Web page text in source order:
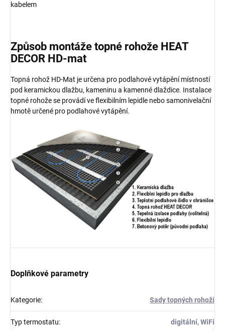
kabelem
Způsob montáže topné rohože HEAT
DECOR HD-mat
Topná rohož HD-Mat je určena pro podlahové vytápění místností
pod keramickou dlažbu, kameninu a kamenné dlaždice. Instalace
topné rohože se provádí ve flexibilním lepidle nebo samonivelační
hmotě určené pro podlahové vytápění.
Doplňkové parametry
Kategorie: Sady topných rohoží
Typ termostatu: digitální, WiFi